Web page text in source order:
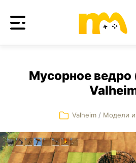
Мусорное ведро
Valheim/ Модели и